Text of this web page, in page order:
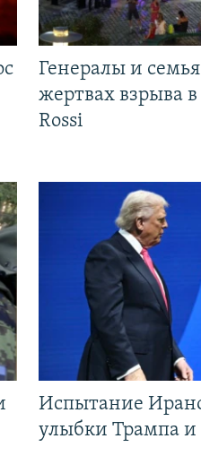
Генералы и
жертвах взрыва
Rossi
Испытание
улыбки Трампа